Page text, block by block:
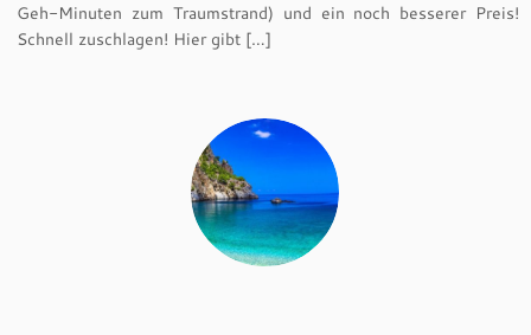
Geh-Minuten zum Traumstrand) und ein noch besserer Preis!
Schnell zuschlagen! Hier gibt […]